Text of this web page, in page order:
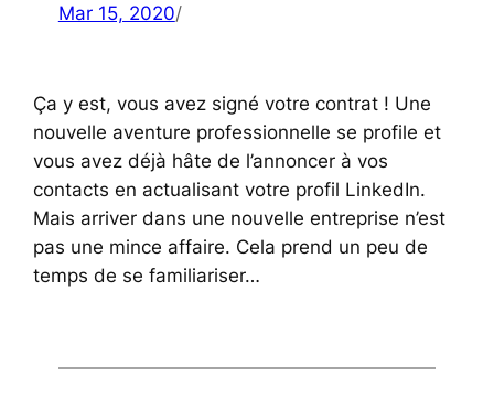
Mar 15, 2020/
Ça y est, vous avez signé votre contrat ! Une
nouvelle aventure professionnelle se profile et
vous avez déjà hâte de l’annoncer à vos
contacts en actualisant votre profil LinkedIn.
Mais arriver dans une nouvelle entreprise n’est
pas une mince affaire. Cela prend un peu de
temps de se familiariser…